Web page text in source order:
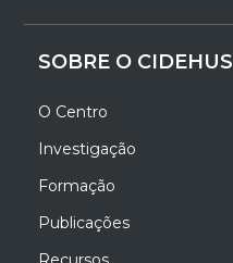
SOBRE O CIDEHUS
O Centro
Investigação
Formação
Publicações